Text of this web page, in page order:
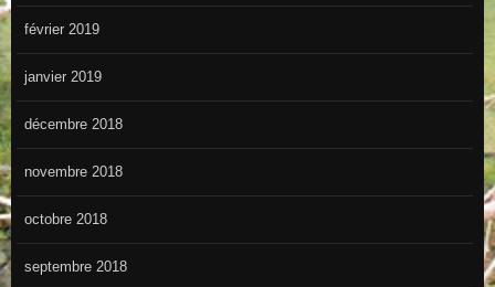
février 2019
janvier 2019
décembre 2018
novembre 2018
octobre 2018
septembre 2018